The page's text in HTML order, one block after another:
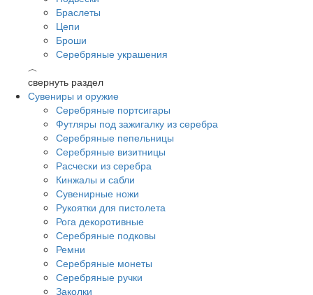
Браслеты
Цепи
Броши
Серебряные украшения
︿
свернуть раздел
Сувениры и оружие
Серебряные портсигары
Футляры под зажигалку из серебра
Серебряные пепельницы
Серебряные визитницы
Расчески из серебра
Кинжалы и сабли
Сувенирные ножи
Рукоятки для пистолета
Рога декоротивные
Серебряные подковы
Ремни
Серебряные монеты
Серебряные ручки
Заколки